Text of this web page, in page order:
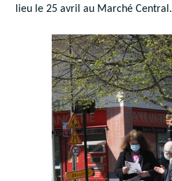
lieu le 25 avril au Marché Central.